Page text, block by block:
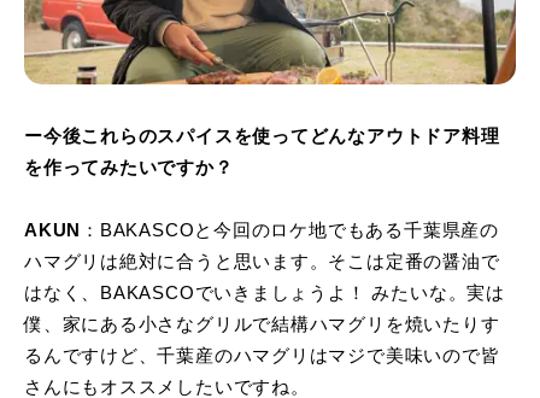
ー今後これらのスパイスを使ってどんなアウトドア料理
を作ってみたいですか？
AKUN
：BAKASCOと今回のロケ地でもある千葉県産の
ハマグリは絶対に合うと思います。そこは定番の醤油で
はなく、BAKASCOでいきましょうよ！ みたいな。実は
僕、家にある小さなグリルで結構ハマグリを焼いたりす
るんですけど、千葉産のハマグリはマジで美味いので皆
さんにもオススメしたいですね。